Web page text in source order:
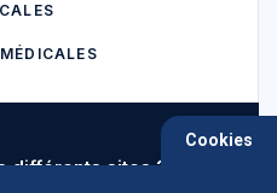
différents sites ?
Cookies